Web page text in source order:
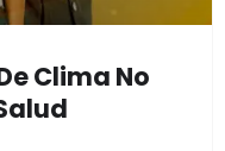
Clima No